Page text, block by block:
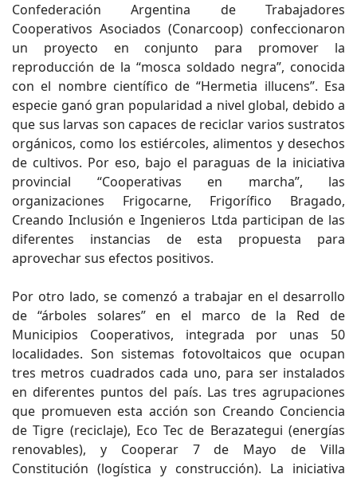
Confederación Argentina de Trabajadores
Cooperativos Asociados (Conarcoop) confeccionaron
un proyecto en conjunto para promover la
reproducción de la “mosca soldado negra”, conocida
con el nombre científico de “Hermetia illucens”. Esa
especie ganó gran popularidad a nivel global, debido a
que sus larvas son capaces de reciclar varios sustratos
orgánicos, como los estiércoles, alimentos y desechos
de cultivos. Por eso, bajo el paraguas de la iniciativa
provincial “Cooperativas en marcha”, las
organizaciones Frigocarne, Frigorífico Bragado,
Creando Inclusión e Ingenieros Ltda participan de las
diferentes instancias de esta propuesta para
aprovechar sus efectos positivos.
Por otro lado, se comenzó a trabajar en el desarrollo
de “árboles solares” en el marco de la Red de
Municipios Cooperativos, integrada por unas 50
localidades. Son sistemas fotovoltaicos que ocupan
tres metros cuadrados cada uno, para ser instalados
en diferentes puntos del país. Las tres agrupaciones
que promueven esta acción son Creando Conciencia
de Tigre (reciclaje), Eco Tec de Berazategui (energías
renovables), y Cooperar 7 de Mayo de Villa
Constitución (logística y construcción). La iniciativa